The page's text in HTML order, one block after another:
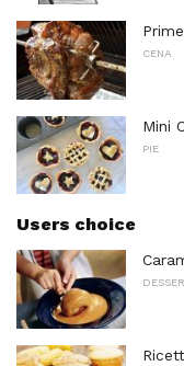
CENA
Mini
PIE
Users choice